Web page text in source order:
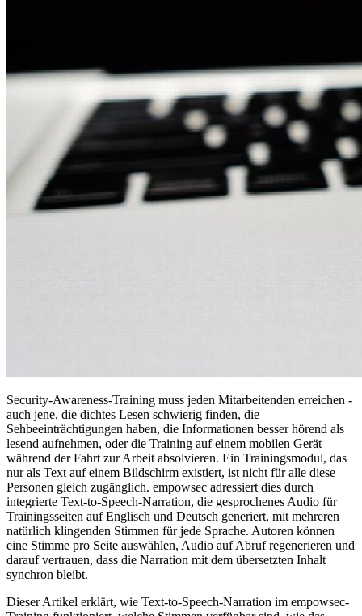
Security-Awareness-Training muss jeden Mitarbeitenden erreichen -
auch jene, die dichtes Lesen schwierig finden, die
Sehbeeinträchtigungen haben, die Informationen besser hörend als
lesend aufnehmen, oder die Training auf einem mobilen Gerät
während der Fahrt zur Arbeit absolvieren. Ein Trainingsmodul, das
nur als Text auf einem Bildschirm existiert, ist nicht für alle diese
Personen gleich zugänglich. empowsec adressiert dies durch
integrierte Text-to-Speech-Narration, die gesprochenes Audio für
Trainingsseiten auf Englisch und Deutsch generiert, mit mehreren
natürlich klingenden Stimmen für jede Sprache. Autoren können
eine Stimme pro Seite auswählen, Audio auf Abruf regenerieren und
darauf vertrauen, dass die Narration mit dem übersetzten Inhalt
synchron bleibt.
Dieser Artikel erklärt, wie Text-to-Speech-Narration im empowsec-